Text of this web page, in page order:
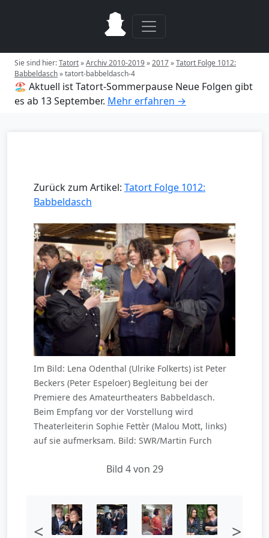
Sie sind hier:Tatort»Archiv 2010-2019»2017»Tatort Folge 1012:
Babbeldasch»tatort-babbeldasch-4
🏖️ Aktuell ist Tatort-Sommerpause Neue Folgen gibt
es ab 13 September. Mehr erfahren →
Zurück zum Artikel: Tatort Folge 1012:
Babbeldasch
Im Bild: Lena Odenthal (Ulrike Folkerts) ist Peter
Beckers (Peter Espeloer) Begleitung bei der
Premiere des Amateurtheaters Babbeldasch.
Beim Empfang vor der Vorstellung wird
Theaterleiterin Sophie Fettèr (Malou Mott, links)
auf sie aufmerksam. Bild: SWR/Martin Furch
Bild 4 von 29
< >